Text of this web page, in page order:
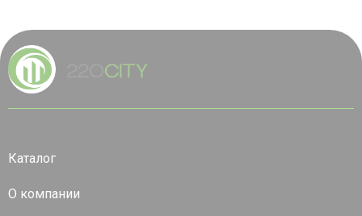
Каталог
О компании